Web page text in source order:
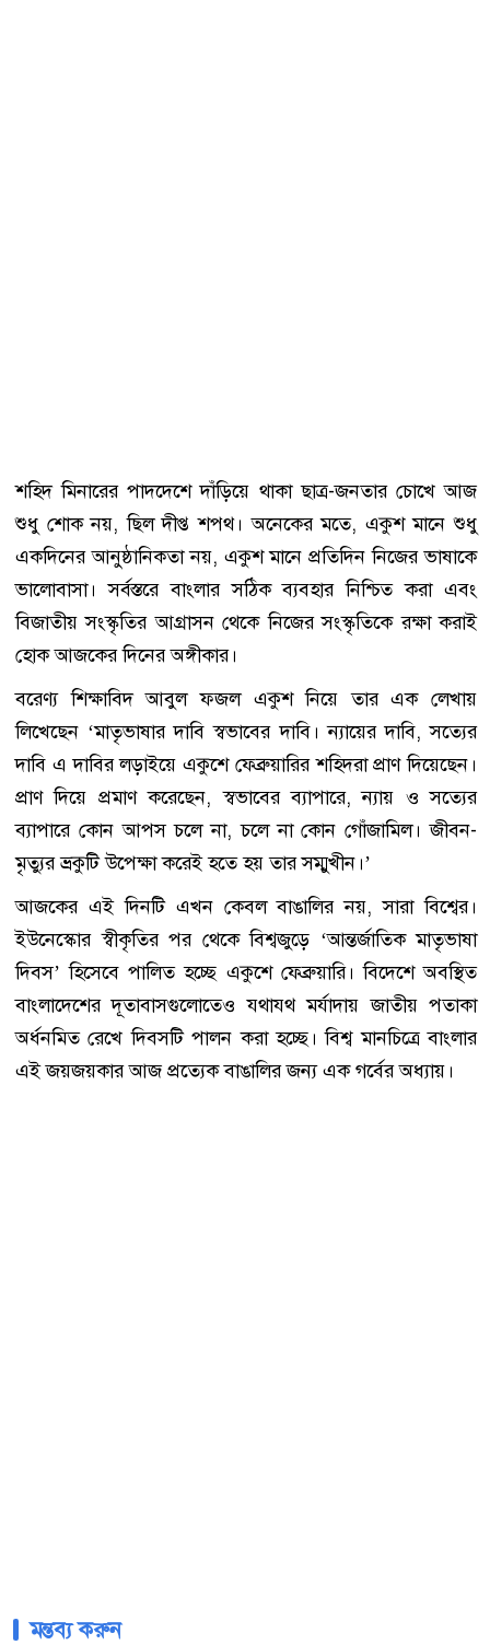
শহিদ মিনারের পাদদেশে দাঁড়িয়ে থাকা ছাত্র-জনতার চোখে আজ
শুধু শোক নয়, ছিল দীপ্ত শপথ। অনেকের মতে, একুশ মানে শুধু
একদিনের আনুষ্ঠানিকতা নয়, একুশ মানে প্রতিদিন নিজের ভাষাকে
ভালোবাসা। সর্বস্তরে বাংলার সঠিক ব্যবহার নিশ্চিত করা এবং
বিজাতীয় সংস্কৃতির আগ্রাসন থেকে নিজের সংস্কৃতিকে রক্ষা করাই
হোক আজকের দিনের অঙ্গীকার।
বরেণ্য শিক্ষাবিদ আবুল ফজল একুশ নিয়ে তার এক লেখায়
লিখেছেন ‘মাতৃভাষার দাবি স্বভাবের দাবি। ন্যায়ের দাবি, সত্যের
দাবি এ দাবির লড়াইয়ে একুশে ফেব্রুয়ারির শহিদরা প্রাণ দিয়েছেন।
প্রাণ দিয়ে প্রমাণ করেছেন, স্বভাবের ব্যাপারে, ন্যায় ও সত্যের
ব্যাপারে কোন আপস চলে না, চলে না কোন গোঁজামিল। জীবন-
মৃত্যুর ভ্রকুটি উপেক্ষা করেই হতে হয় তার সম্মুখীন।’
আজকের এই দিনটি এখন কেবল বাঙালির নয়, সারা বিশ্বের।
ইউনেস্কোর স্বীকৃতির পর থেকে বিশ্বজুড়ে ‘আন্তর্জাতিক মাতৃভাষা
দিবস’ হিসেবে পালিত হচ্ছে একুশে ফেব্রুয়ারি। বিদেশে অবস্থিত
বাংলাদেশের দূতাবাসগুলোতেও যথাযথ মর্যাদায় জাতীয় পতাকা
অর্ধনমিত রেখে দিবসটি পালন করা হচ্ছে। বিশ্ব মানচিত্রে বাংলার
এই জয়জয়কার আজ প্রত্যেক বাঙালির জন্য এক গর্বের অধ্যায়।
মন্তব্য করুন